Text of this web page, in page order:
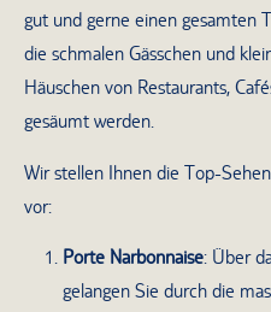
gut und gerne einen gesamten
die schmalen Gässchen und
Häuschen von Restaurants,
gesäumt werden.
Wir stellen Ihnen die Top-
vor:
Porte Narbonnaise: Über
gelangen Sie durch die